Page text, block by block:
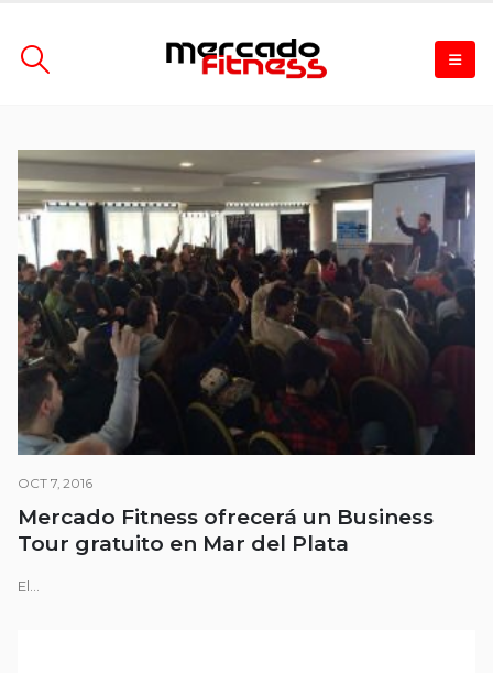
OCT 7, 2016
Mercado Fitness ofrecerá un Business
Tour gratuito en Mar del Plata
El...